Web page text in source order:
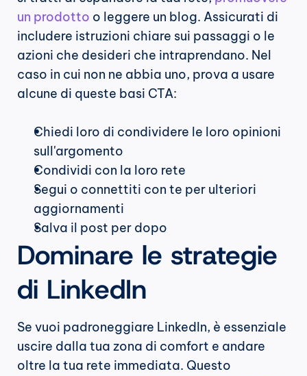
un prodotto o leggere un blog. Assicurati di
includere istruzioni chiare sui passaggi o le
azioni che desideri che intraprendano. Nel
caso in cui non ne abbia uno, prova a usare
alcune di queste basi CTA:
Chiedi loro di condividere le loro opinioni
sull'argomento
Condividi con la loro rete
Segui o connettiti con te per ulteriori
aggiornamenti
Salva il post per dopo
Dominare le strategie
di LinkedIn
Se vuoi padroneggiare LinkedIn, è essenziale
uscire dalla tua zona di comfort e andare
oltre la tua rete immediata. Questo